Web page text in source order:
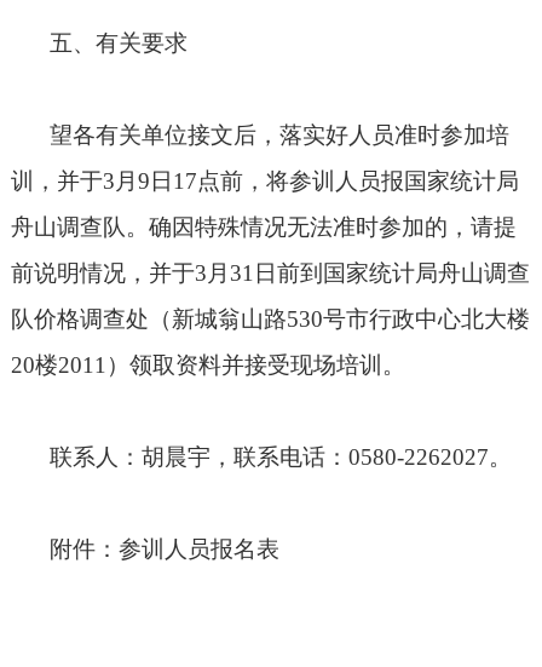
五、有关要求
望各有关单位接文后，落实好人员准时参加培
训，并于3月 9 日 17点前，将参训人员报国家统计局
舟山调查队。确因特殊情况无法准时参加的，请提
前说明情况，并于3月 31 日前到国家统计局舟山调查
队价格调查处（新城翁山路530号市行政中心北大楼
20楼2011）领取资料并接受现场培训。
联系人：胡晨宇，联系电话： 0580-2262027。
附件：参训人员报名表